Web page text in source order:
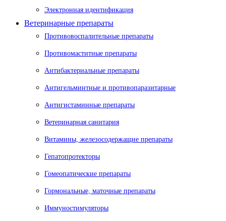
Электронная идентификация
Ветеринарные препараты
Противовоспалительные препараты
Противомаститные препараты
Антибактериальные препараты
Антигельминтные и противопаразитарные
Антигистаминные препараты
Ветеринарная санитария
Витамины, железосодержащие препараты
Гепатопротекторы
Гомеопатические препараты
Гормональные, маточные препараты
Иммуностимуляторы